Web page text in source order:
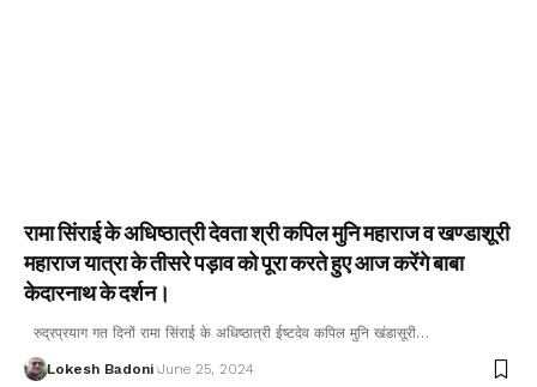
रामा सिंराई के अधिष्ठात्री देवता श्री कपिल मुनि महाराज व खण्डाशूरी
महाराज यात्रा के तीसरे पड़ाव को पूरा करते हुए आज करेंगे बाबा
केदारनाथ के दर्शन।
रुद्रप्रयाग गत दिनों रामा सिंराई के अधिष्ठात्री ईष्टदेव कपिल मुनि खंडासूरी…
Lokesh Badoni June 25, 2024